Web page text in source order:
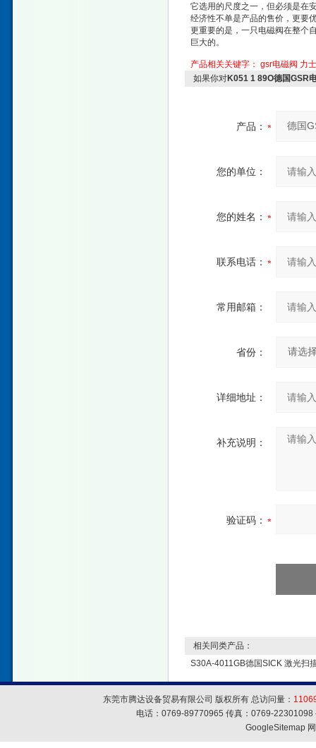
它选用的尺度之一，但必须是在
经济性不单是产品的售价，更要
更重要的是，一只电磁阀在整个
巨大的。
产品相关关键字： gsr电磁阀 力
如果你对K051 1 89O德国GSR
产品：
您的单位：
您的姓名：
联系电话：
常用邮箱：
省份：
详细地址：
补充说明：
验证码：
相关同类产品：
S30A-4011GB德国SICK 激光扫
东莞市腾达设备贸易有限公司 版权所有 总访问量：
电话：0769-89770965 传真：0769-
GoogleSitemap网